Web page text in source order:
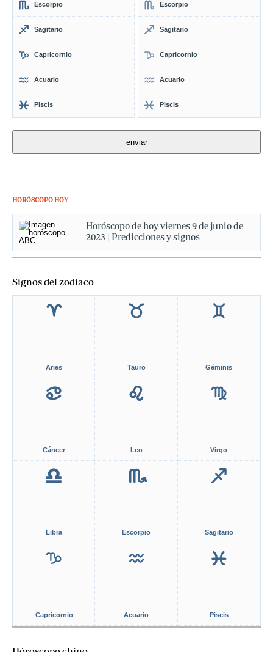
Escorpio
Sagitario
Capricornio
Acuario
Piscis
Escorpio
Sagitario
Capricornio
Acuario
Piscis
HORÓSCOPO HOY
Horóscopo de hoy viernes 9 de junio de
2023 | Predicciones y signos
Signos del zodiaco
Aries Tauro Géminis
Cáncer Leo Virgo
Libra Escorpio Sagitario
Capricornio Acuario Piscis